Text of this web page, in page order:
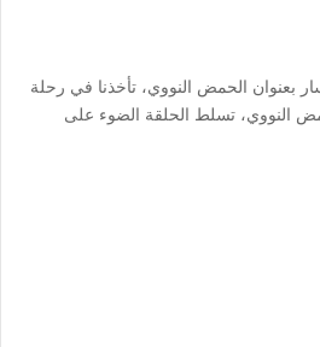
بعنوان الحمض النووي، تأخذنا في رحلة
النووي، تسلط الحلقة الضوء على